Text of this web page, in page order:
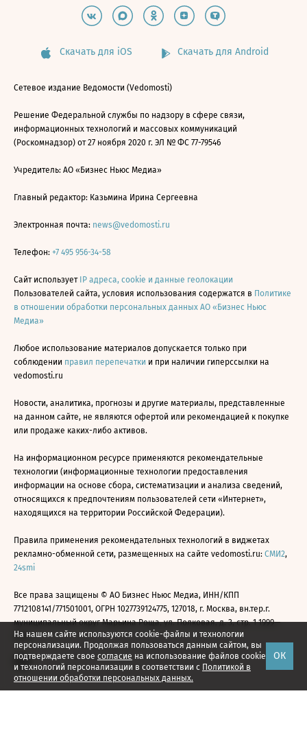
На нашем сайте используются cookie-файлы и технологии
персонализации. Продолжая пользоваться данным сайтом, вы
подтверждаете свое согласие на использование файлов cookie
и технологий персонализации в соответствии с Политикой в
отношении обработки персональных данных.
ОК
Скачать для iOS Скачать для Android
Сетевое издание Ведомости (Vedomosti)
Решение Федеральной службы по надзору в сфере связи,
информационных технологий и массовых коммуникаций
(Роскомнадзор) от 27 ноября 2020 г. ЭЛ № ФС 77-79546
Учредитель: АО «Бизнес Ньюс Медиа»
Главный редактор: Казьмина Ирина Сергеевна
Электронная почта: news@vedomosti.ru
Телефон: +7 495 956-34-58
Сайт использует IP адреса, cookie и данные геолокации
Пользователей сайта, условия использования содержатся в Политике
в отношении обработки персональных данных АО «Бизнес Ньюс
Медиа»
Любое использование материалов допускается только при
соблюдении правил перепечатки и при наличии гиперссылки на
vedomosti.ru
Новости, аналитика, прогнозы и другие материалы, представленные
на данном сайте, не являются офертой или рекомендацией к покупке
или продаже каких-либо активов.
На информационном ресурсе применяются рекомендательные
технологии (информационные технологии предоставления
информации на основе сбора, систематизации и анализа сведений,
относящихся к предпочтениям пользователей сети «Интернет»,
находящихся на территории Российской Федерации).
Правила применения рекомендательных технологий в виджетах
рекламно-обменной сети, размещенных на сайте vedomosti.ru: СМИ2,
24smi
Все права защищены © АО Бизнес Ньюс Медиа, ИНН/КПП
7712108141/771501001, ОГРН 1027739124775, 127018, г. Москва, вн.тер.г.
муниципальный округ Марьина Роща, ул. Полковая, д. 3, стр. 1 1999—
2026